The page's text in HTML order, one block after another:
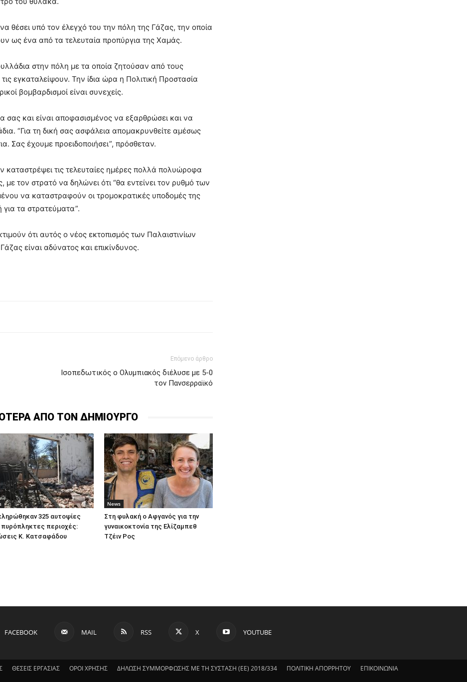
θέσει υπό τον έλεγχό του την πόλη της Γάζας, την οποία
ως ένα από τα τελευταία προπύργια της Χαμάς.
στην πόλη με τα οποία ζητούσαν από τους
εγκαταλείψουν. Την ίδια ώρα η Πολιτική Προστασία
βομβαρδισμοί είναι συνεχείς.
σας και είναι αποφασισμένος να εξαρθρώσει και να
“Για τη δική σας ασφάλεια απομακρυνθείτε αμέσως
Σας έχουμε προειδοποιήσει”, πρόσθεταν.
καταστρέψει τις τελευταίες ημέρες πολλά πολυώροφα
με τον στρατό να δηλώνει ότι “θα εντείνει τον ρυθμό των
να καταστραφούν οι τρομοκρατικές υποδομές της
για τα στρατεύματα”.
ότι αυτός ο νέος εκτοπισμός των Παλαιστινίων
είναι αδύνατος και επικίνδυνος.
Επόμενο άρθρο
Ισοπεδωτικός ο Ολυμπιακός διέλυσε με 5-0
τον Πανσερραϊκό
ΑΠΟ ΤΟΝ ΔΗΜΙΟΥΡΓΟ
325 αυτοψίες
πυρόπληκτες περιοχές:
Κ. Κατσαφάδου
News
Στη φυλακή ο Aφγανός για την
γυναικοκτονία της Ελίζαμπεθ
Τζέιν Ρος
FACEBOOK MAIL RSS X YOUTUBE
ΘΕΣΕΙΣ ΕΡΓΑΣΙΑΣ ΟΡΟΙ ΧΡΗΣΗΣ ΔΗΛΩΣΗ ΣΥΜΜΟΡΦΩΣΗΣ ΜΕ ΤΗ ΣΥΣΤΑΣΗ (ΕΕ) 2018/334 ΠΟΛΙΤΙΚΗ ΑΠΟΡΡΗΤΟΥ ΕΠΙΚΟΙΝΩΝΙΑ